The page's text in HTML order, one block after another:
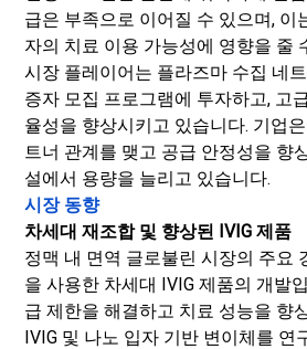
급은 부족으로 이어질 수 있으며, 이
자의 치료 이용 가능성에 영향을 줄
시장 플레이어는 플라즈마 수집 네
증자 모집 프로그램에 투자하고, 고
율성을 향상시키고 있습니다. 기업
트너 관계를 맺고 공급 안정성을 향
설에서 용량을 늘리고 있습니다.
시장 동향
차세대 재조합 및 향상된 IVIG 제품
정맥 내 면역 글로불린 시장의 주요
을 사용한 차세대 IVIG 제품의 개발
급 제한을 해결하고 치료 성능을 향
IVIG 및 나노 입자 기반 변이체를 연